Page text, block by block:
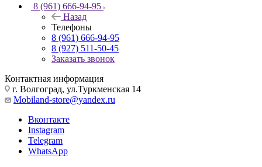
8 (961) 666-94-95
Назад
Телефоны
8 (961) 666-94-95
8 (927) 511-50-45
Заказать звонок
Контактная информация
г. Волгоград, ул.Туркменская 14
Mobiland-store@yandex.ru
Вконтакте
Instagram
Telegram
WhatsApp